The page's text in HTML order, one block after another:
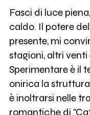
Fasci di luce
caldo. Il potere
presente, mi
stagioni, altri
Sperimentare è il
onirica la
è inoltrarsi nelle
romantiche di